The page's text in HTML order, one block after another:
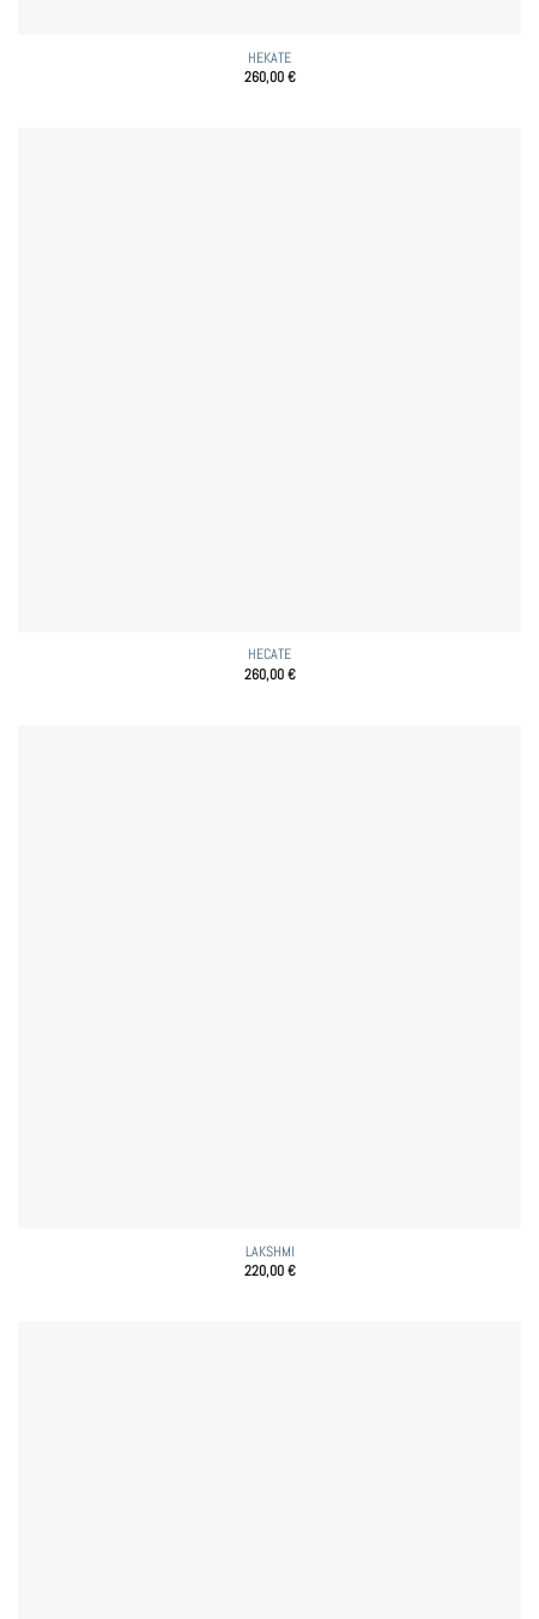
HEKATE
260,00€
HECATE
260,00€
LAKSHMI
220,00€